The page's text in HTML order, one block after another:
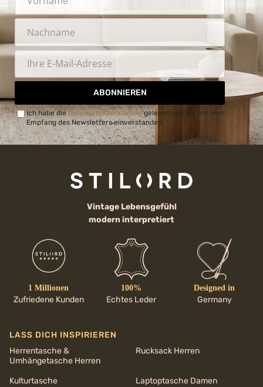
ABONNIEREN
Ich habe dieDatenschutzerklärunggelesen und bin mit dem
Empfang des Newsletters einverstanden.
Vintage Lebensgefühl
modern interpretiert
1 Millionen
Zufriedene Kunden
100%
Echtes Leder
Designed in
Germany
LASS DICH INSPIRIEREN
Herrentasche &
Umhängetasche Herren
Rucksack Herren
Kulturtasche
Laptoptasche Damen